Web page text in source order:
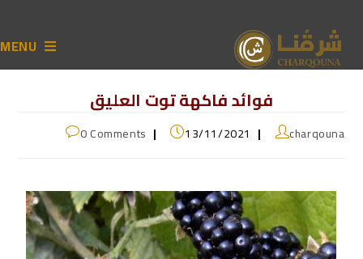
MENU
فوائد فاكهة توت العليق
charqouna
13/11/2021
0 Comments